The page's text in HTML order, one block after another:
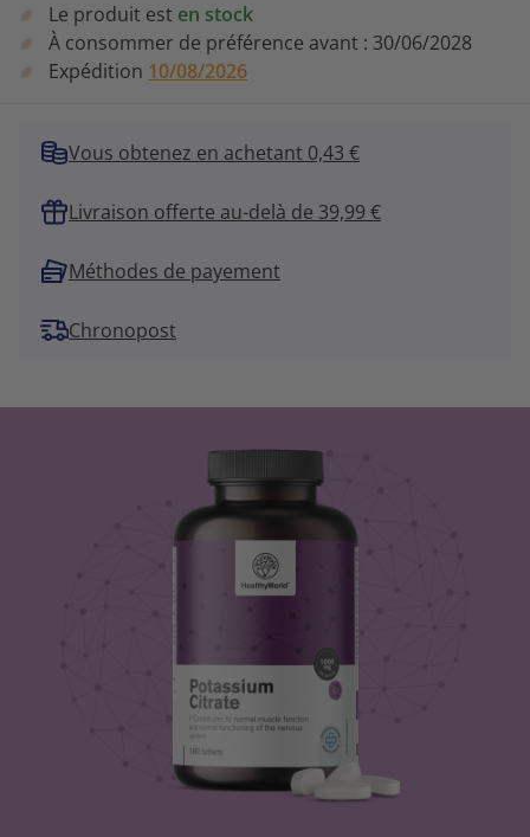
Le produit est en stock
À consommer de préférence avant : 30/06/2028
Expédition 10/08/2026
Vous obtenez en achetant 0,43 €
Livraison offerte au-delà de 39,99 €
Méthodes de payement
Chronopost